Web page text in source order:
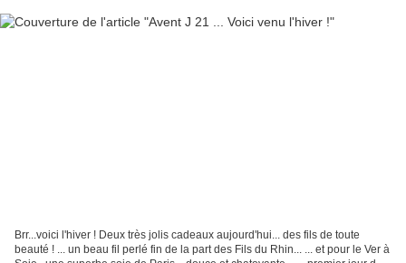
Brr...voici l'hiver ! Deux très jolis cadeaux aujourd'hui... des fils de toute
beauté ! ... un beau fil perlé fin de la part des Fils du Rhin... ... et pour le Ver à